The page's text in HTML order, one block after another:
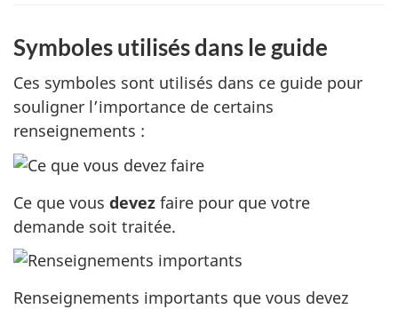
Symboles utilisés dans le guide
Ces symboles sont utilisés dans ce guide pour
souligner l’importance de certains
renseignements :
Ce que vous devez faire pour que votre
demande soit traitée.
Renseignements importants que vous devez